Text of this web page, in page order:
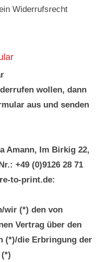
Widerrufsrecht
wollen, dann
aus und senden
Amann, Im Birkig 22,
+49 (0)9126 28 71
to-print.de:
wir (*) den von
Vertrag über den
(*)/die Erbringung der